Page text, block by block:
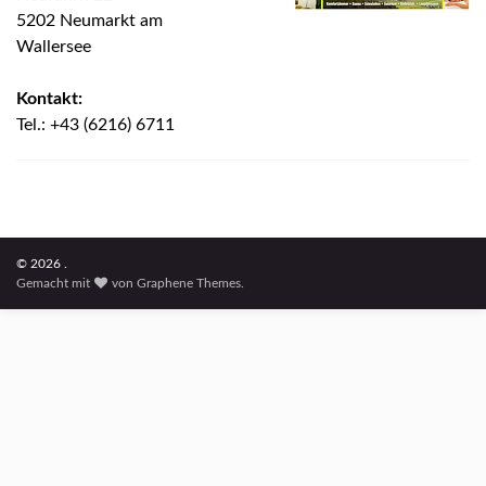
5202 Neumarkt am
Wallersee
Kontakt:
Tel.: +43 (6216) 6711
© 2026 .
Gemacht mit
vonGraphene Themes